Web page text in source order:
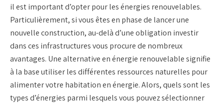
il est important d’opter pour les énergies renouvelables.
Particulièrement, si vous êtes en phase de lancer une
nouvelle construction, au-delà d’une obligation investir
dans ces infrastructures vous procure de nombreux
avantages. Une alternative en énergie renouvelable signifie
à la base utiliser les différentes ressources naturelles pour
alimenter votre habitation en énergie. Alors, quels sont les
types d’énergies parmi lesquels vous pouvez sélectionner